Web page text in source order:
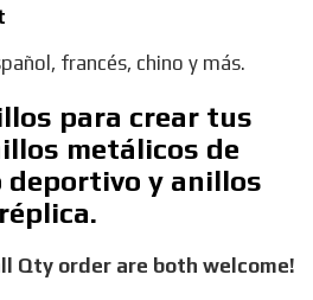
francés, chino y más.
para crear tus
metálicos de
deportivo y anillos
réplica.
Qty order are both welcome!